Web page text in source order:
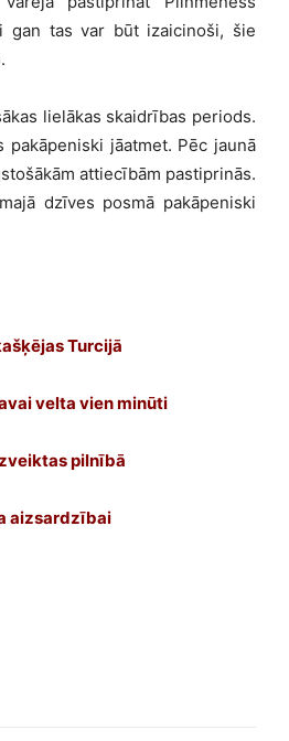
gan tas var būt izaicinoši, šie
lielākas skaidrības periods.
jāatmet. Pēc jaunā
attiecībām pastiprinās.
dzīves posmā pakāpeniski
Turcijā
velta vien minūti
pilnībā
aizsardzībai